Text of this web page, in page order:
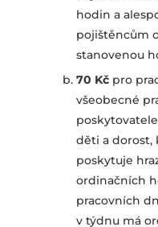
hodin a
pojištěncům
stanovenou
70 Kč pro
všeobecné
děti a dorost,
poskytuje
ordinačních
pracovních
v týdnu má